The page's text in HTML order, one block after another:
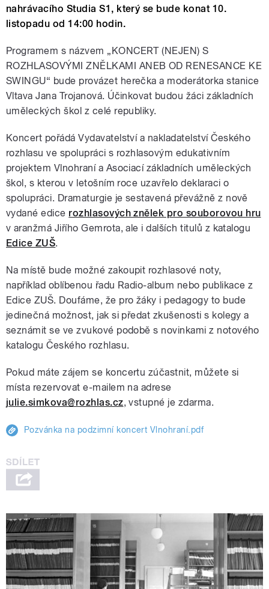
nahrávacího Studia S1, který se bude konat 10.
listopadu od 14:00 hodin.
Programem s názvem „KONCERT (NEJEN) S
ROZHLASOVÝMI ZNĚLKAMI ANEB OD RENESANCE KE
SWINGU“ bude provázet herečka a moderátorka stanice
Vltava Jana Trojanová. Účinkovat budou žáci základních
uměleckých škol z celé republiky.
Koncert pořádá Vydavatelství a nakladatelství Českého
rozhlasu ve spolupráci s rozhlasovým edukativním
projektem Vlnohraní a Asociací základních uměleckých
škol, s kterou v letošním roce uzavřelo deklaraci o
spolupráci. Dramaturgie je sestavená převážně z nově
vydané edice rozhlasových znělek pro souborovou hru
v aranžmá Jiřího Gemrota, ale i dalších titulů z katalogu
Edice ZUŠ.
Na místě bude možné zakoupit rozhlasové noty,
například oblíbenou řadu Radio-album nebo publikace z
Edice ZUŠ. Doufáme, že pro žáky i pedagogy to bude
jedinečná možnost, jak si předat zkušenosti s kolegy a
seznámit se ve zvukové podobě s novinkami z notového
katalogu Českého rozhlasu.
Pokud máte zájem se koncertu zúčastnit, můžete si
místa rezervovat e-mailem na adrese
julie.simkova@rozhlas.cz, vstupné je zdarma.
Pozvánka na podzimní koncert Vlnohraní.pdf